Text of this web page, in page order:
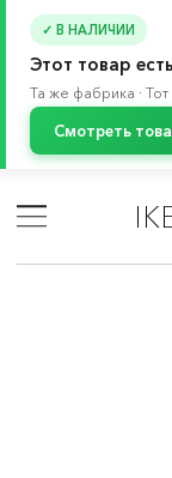
✓ В НАЛИЧИИ
Этот товар
Та же фабрика ·
Смотреть
Модульные
Шкафы для